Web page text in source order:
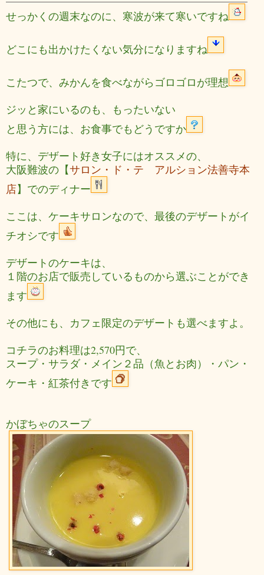
せっかくの週末なのに、寒波が来て寒いですね
どこにも出かけたくない気分になりますね
こたつで、みかんを食べながらゴロゴロが理想
ジッと家にいるのも、もったいない
と思う方には、お食事でもどうですか
特に、デザート好き女子にはオススメの、
大阪難波の【サロン・ド・テ アルション法善寺本
店】でのディナー
ここは、ケーキサロンなので、最後のデザートがイ
チオシです
デザートのケーキは、
１階のお店で販売しているものから選ぶことができ
ます
その他にも、カフェ限定のデザートも選べますよ。
コチラのお料理は2,570円で、
スープ・サラダ・メイン２品（魚とお肉）・パン・
ケーキ・紅茶付きです
かぼちゃのスープ